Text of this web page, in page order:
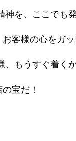
神を、ここでも
客様の心をガッ
、もうすぐ着く
宝だ！